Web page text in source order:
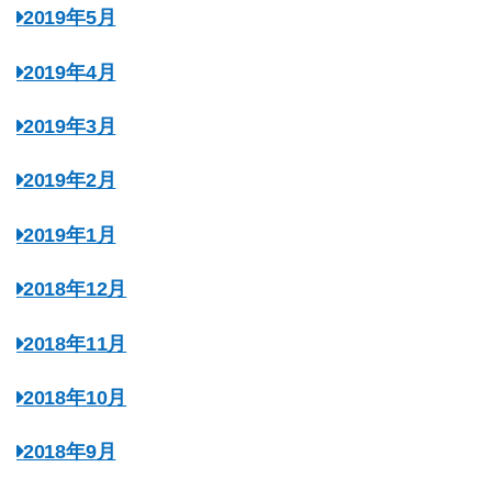
2019年5月
2019年4月
2019年3月
2019年2月
2019年1月
2018年12月
2018年11月
2018年10月
2018年9月